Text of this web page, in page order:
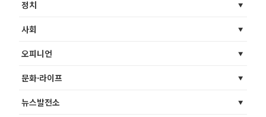
정치
사회
오피니언
문화·라이프
뉴스발전소